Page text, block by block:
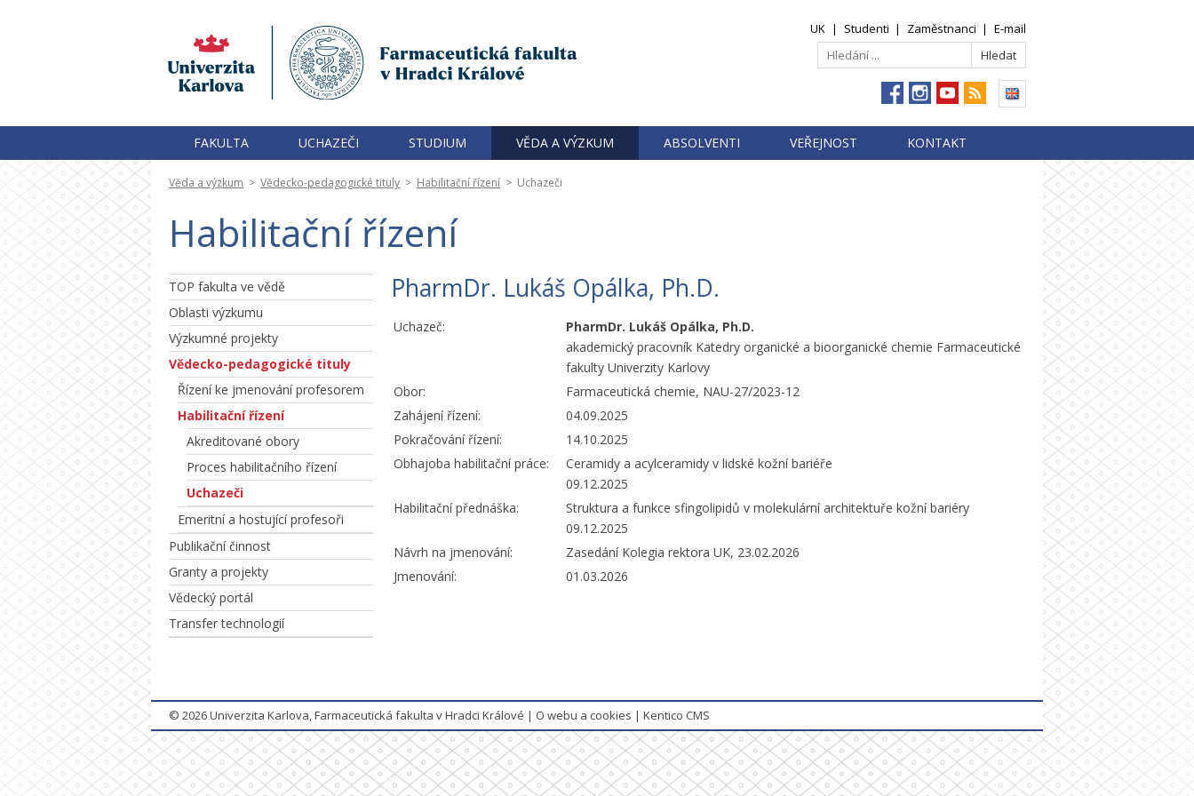
UK | Studenti | Zaměstnanci | E-mail
FAKULTA UCHAZEČI STUDIUM VĚDA A VÝZKUM ABSOLVENTI VEŘEJNOST KONTAKT
Věda a výzkum > Vědecko-pedagogické tituly > Habilitační řízení > Uchazeči
Habilitační řízení
TOP fakulta ve vědě
Oblasti výzkumu
Výzkumné projekty
Vědecko-pedagogické tituly
Řízení ke jmenování profesorem
Habilitační řízení
Akreditované obory
Proces habilitačního řízení
Uchazeči
Emeritní a hostující profesoři
Publikační činnost
Granty a projekty
Vědecký portál
Transfer technologií
PharmDr. Lukáš Opálka, Ph.D.
Uchazeč:
PharmDr. Lukáš Opálka, Ph.D.
akademický pracovník Katedry organické a bioorganické chemie Farmaceutické
fakulty Univerzity Karlovy
Obor:
Farmaceutická chemie, NAU-27/2023-12
Zahájení řízení:
04.09.2025
Pokračování řízení:
14.10.2025
Obhajoba habilitační práce:
Ceramidy a acylceramidy v lidské kožní bariéře
09.12.2025
Habilitační přednáška:
Struktura a funkce sfingolipidů v molekulární architektuře kožní bariéry
09.12.2025
Návrh na jmenování:
Zasedání Kolegia rektora UK, 23.02.2026
Jmenování:
01.03.2026
© 2026Univerzita Karlova, Farmaceutická fakulta v Hradci Králové | O webu a cookies | Kentico CMS